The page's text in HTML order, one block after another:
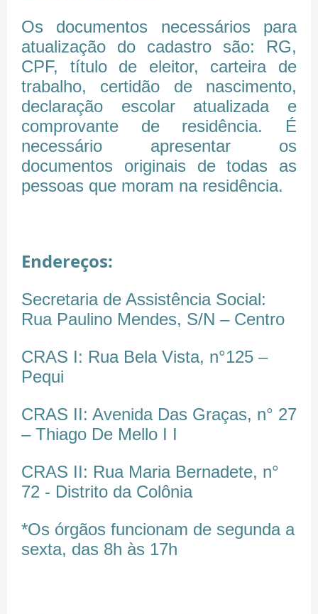
Os documentos necessários para
atualização do cadastro são: RG,
CPF, título de eleitor, carteira de
trabalho, certidão de nascimento,
declaração escolar atualizada e
comprovante de residência. É
necessário apresentar os
documentos originais de todas as
pessoas que moram na residência.
Endereços:
Secretaria de Assistência Social:
Rua Paulino Mendes, S/N – Centro
CRAS I: Rua Bela Vista, n°125 –
Pequi
CRAS II: Avenida Das Graças, n° 27
– Thiago De Mello I I
CRAS II: Rua Maria Bernadete, n°
72 - Distrito da Colônia
*Os órgãos funcionam de segunda a
sexta, das 8h às 17h